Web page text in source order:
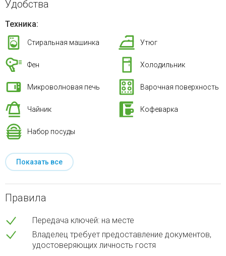
Удобства
Техника:
Стиральная машинка Утюг
Фен Холодильник
Микроволновая печь Варочная поверхность
Чайник Кофеварка
Набор посуды
Показать все
Правила
Передача ключей: на месте
Владелец требует предоставление документов,
удостоверяющих личность гостя